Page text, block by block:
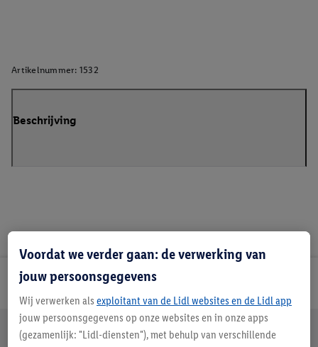
Artikelnummer: 1532
Beschrijving
Lidl Nieuwsbrief
Jouw voordelen bij ons als Lidl webshop klant
Gratis retourneren Veilig winkelen
Voordat we verder gaan: de verwerking van
jouw persoonsgegevens
Wij verwerken als exploitant van de Lidl websites en de Lidl app
jouw persoonsgegevens op onze websites en in onze apps
(gezamenlijk: "Lidl-diensten"), met behulp van verschillende